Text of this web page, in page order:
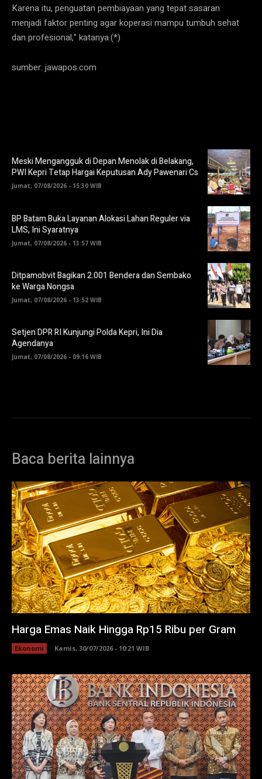
Karena itu, penguatan pembiayaan yang tepat sasaran
menjadi faktor penting agar koperasi mampu tumbuh sehat
dan profesional,” katanya.(*)
sumber: jawapos.com
Meski Mengangguk di Depan Menolak di Belakang,
PWI Kepri Tetap Hargai Keputusan Ady Pawenari Cs
Jumat, 07/08/2026 - 15:30 WIB
BP Batam Buka Layanan Alokasi Lahan Reguler via
LMS, Ini Syaratnya
Jumat, 07/08/2026 - 13:57 WIB
Ditpamobvit Bagikan 2.001 Bendera dan Sembako
ke Warga Nongsa
Jumat, 07/08/2026 - 13:52 WIB
Setjen DPR RI Kunjungi Polda Kepri, Ini Dia
Agendanya
Jumat, 07/08/2026 - 09:16 WIB
Baca berita lainnya
Harga Emas Naik Hingga Rp15 Ribu per Gram
Ekonomi Kamis, 30/07/2026 - 10:21 WIB